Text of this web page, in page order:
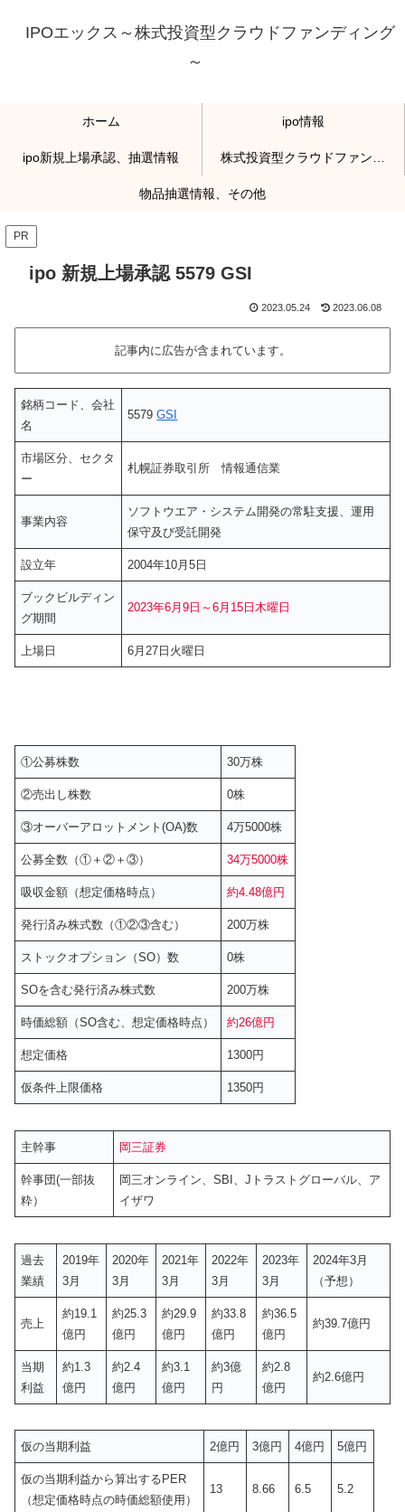
IPOエックス～株式投資型クラウドファンディング
～
ホーム ipo情報
ipo新規上場承認、抽選情報
物品抽選情報、その他
PR
ipo 新規上場承認 5579 GSI
2023.05.24 2023.06.08
記事内に広告が含まれています。
銘柄コード、会社
名
5579GSI
市場区分、セクタ
ー
札幌証券取引所 情報通信業
事業内容
ソフトウエア・システム開発の常駐支援、運用
保守及び受託開発
設立年 2004年10月5日
ブックビルディン
グ期間
2023年6月9日～6月15日木曜日
上場日 6月27日火曜日
①公募株数 30万株
②売出し株数 0株
③オーバーアロットメント(OA)数 4万5000株
公募全数（①＋②＋③） 34万5000株
吸収金額（想定価格時点） 約4.48億円
発行済み株式数（①②③含む） 200万株
ストックオプション（SO）数 0株
SOを含む発行済み株式数 200万株
時価総額（SO含む、想定価格時点） 約26億円
想定価格 1300円
仮条件上限価格 1350円
主幹事 岡三証券
幹事団(一部抜
粋）
岡三オンライン、SBI、Jトラストグローバル、ア
イザワ
過去
業績
2019年
3月
2020年
3月
2021年
3月
2022年
3月
2023年
3月
2024年3月
（予想）
売上
約19.1
億円
約25.3
億円
約29.9
億円
約33.8
億円
約36.5
億円
約39.7億円
当期
利益
約1.3
億円
約2.4
億円
約3.1
億円
約3億
円
約2.8
億円
約2.6億円
仮の当期利益 2億円 3億円 4億円 5億円
仮の当期利益から算出するPER
（想定価格時点の時価総額使用）
13 8.66 6.5 5.2